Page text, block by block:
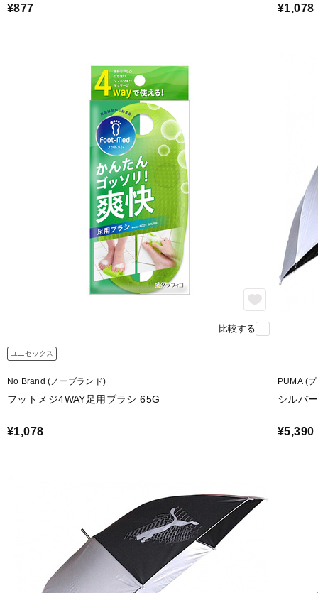
¥877 ¥1,078
比較する
ユニセックス
No Brand (ノーブランド)
フットメジ4WAY足用ブラシ 65G
¥1,078
PUMA (
シルバ
¥5,390